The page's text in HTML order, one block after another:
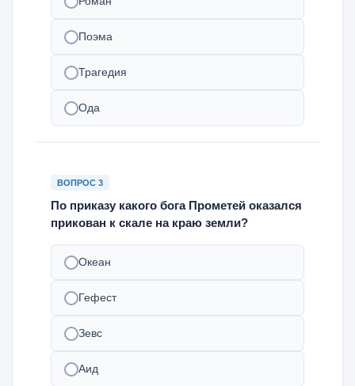
Поэма
Трагедия
Ода
ВОПРОС 3
По приказу какого бога Прометей оказался
прикован к скале на краю земли?
Океан
Гефест
Зевс
Аид